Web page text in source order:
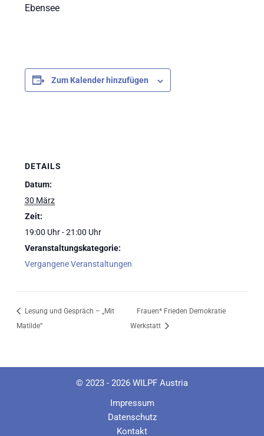
Ebensee
Zum Kalender hinzufügen
DETAILS
Datum:
30 März
Zeit:
19:00 Uhr - 21:00 Uhr
Veranstaltungskategorie:
Vergangene Veranstaltungen
Lesung und Gespräch – „Mit
Matilde“
Frauen* Frieden Demokratie
Werkstatt
© 2023 - 2026 WILPF Austria
Impressum
Datenschutz
Kontakt